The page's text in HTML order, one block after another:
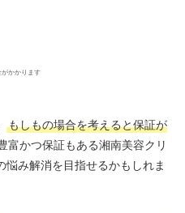
かかります
もしもの場合を考えると保証が
富かつ保証もある湘南美容クリ
み解消を目指せるかもしれま